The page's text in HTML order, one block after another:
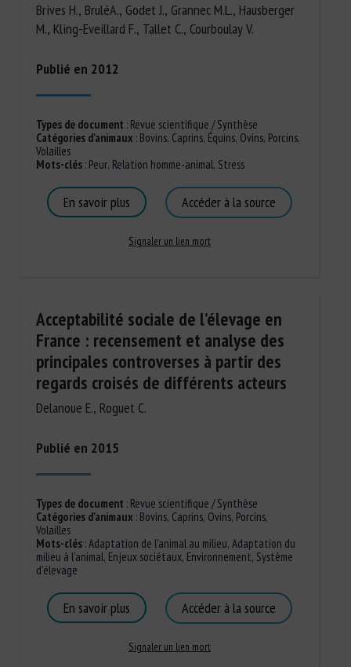
Brives H., BruléA., Godet J., Grannec M.L., Hausberger
M., Kling-Eveillard F., Tallet C., Courboulay V.
Publié en 2012
Types de document : Revue scientifique / Synthèse
Catégories d'animaux : Bovins, Caprins, Équins, Ovins, Porcins,
Volailles
Mots-clés: Peur, Relation homme-animal, Stress
En savoir plus Accéder à la source
Signaler un lien mort
Acceptabilité sociale de l’élevage en
France : recensement et analyse des
principales controverses à partir des
regards croisés de différents acteurs
Delanoue E., Roguet C.
Publié en 2015
Types de document : Revue scientifique / Synthèse
Catégories d'animaux : Bovins, Caprins, Ovins, Porcins,
Volailles
Mots-clés:Adaptation de l'animal au milieu, Adaptation du
milieu à l'animal, Enjeux sociétaux, Environnement, Système
d'élevage
En savoir plus Accéder à la source
Signaler un lien mort